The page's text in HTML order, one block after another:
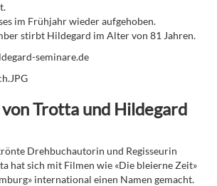
im Frühjahr wieder aufgehoben.
stirbt Hildegard im Alter von 81 Jahren.
seminare.de
Trotta und Hildegard
Drehbuchautorin und Regisseurin
hat sich mit Filmen wie «Die bleierne Zeit»
international einen Namen gemacht.